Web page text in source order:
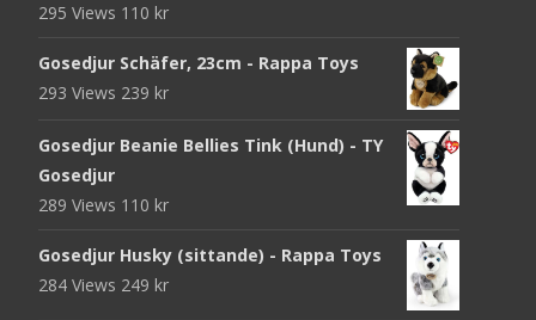
295 Views 110 kr
Gosedjur Schäfer, 23cm - Rappa Toys
293 Views 239 kr
Gosedjur Beanie Bellies Tink (Hund) - TY
Gosedjur
289 Views 110 kr
Gosedjur Husky (sittande) - Rappa Toys
284 Views 249 kr